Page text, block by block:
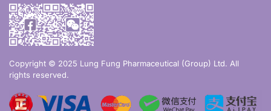
Copyright © 2025 Lung Fung Pharmaceutical (Group) Ltd. All
rights reserved.